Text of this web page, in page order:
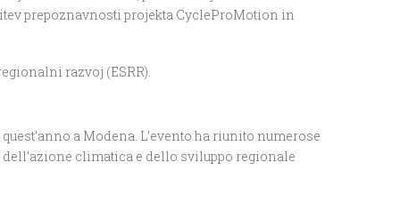
prepoznavnosti projekta CycleProMotion in
razvoj (ESRR).
a Modena . L’evento ha riunito numerose
climatica e dello sviluppo regionale